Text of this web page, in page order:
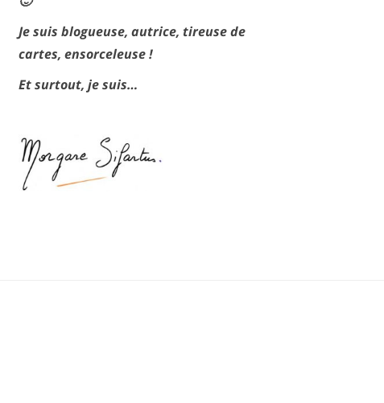
Je suis blogueuse, autrice, tireuse de
cartes, ensorceleuse !
Et surtout, je suis…